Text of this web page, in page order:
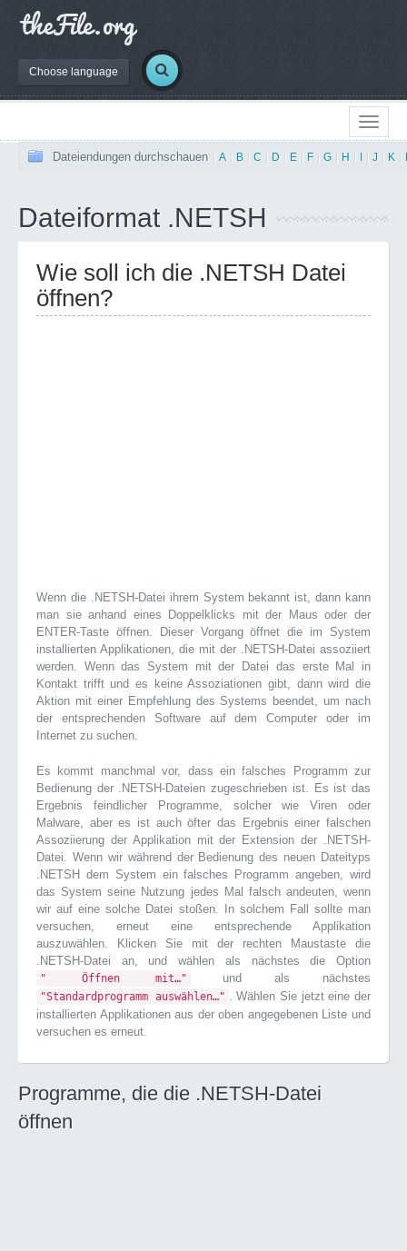
Choose language
Dateiendungen durchschauen A B C D E F G H J K
Dateiformat .NETSH
Wie soll ich die .NETSH Datei
öffnen?
Wenn die .NETSH-Datei ihrem System bekannt ist, dann kann
man sie anhand eines Doppelklicks mit der Maus oder der
ENTER-Taste öffnen. Dieser Vorgang öffnet die im System
installierten Applikationen, die mit der .NETSH-Datei assoziiert
werden. Wenn das System mit der Datei das erste Mal in
Kontakt trifft und es keine Assoziationen gibt, dann wird die
Aktion mit einer Empfehlung des Systems beendet, um nach
der entsprechenden Software auf dem Computer oder im
Internet zu suchen.
Es kommt manchmal vor, dass ein falsches Programm zur
Bedienung der .NETSH-Dateien zugeschrieben ist. Es ist das
Ergebnis feindlicher Programme, solcher wie Viren oder
Malware, aber es ist auch öfter das Ergebnis einer falschen
Assoziierung der Applikation mit der Extension der .NETSH-
Datei. Wenn wir während der Bedienung des neuen Dateityps
.NETSH dem System ein falsches Programm angeben, wird
das System seine Nutzung jedes Mal falsch andeuten, wenn
wir auf eine solche Datei stoßen. In solchem Fall sollte man
versuchen, erneut eine entsprechende Applikation
auszuwählen. Klicken Sie mit der rechten Maustaste die
.NETSH-Datei an, und wählen als nächstes die Option
" Öffnen mit…" und als nächstes
"Standardprogramm auswählen…" . Wählen Sie jetzt eine der
installierten Applikationen aus der oben angegebenen Liste und
versuchen es erneut.
Programme, die die .NETSH-Datei
öffnen